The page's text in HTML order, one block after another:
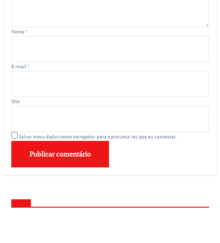
Nome*
E-mail*
Site
Salvar meus dados neste navegador para a próxima vez que eu comentar.